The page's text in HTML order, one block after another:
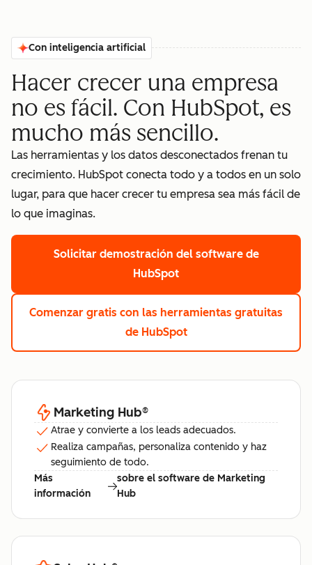
Con inteligencia artificial
Hacer crecer una empresa
no es fácil. Con HubSpot, es
mucho más sencillo.
Las herramientas y los datos desconectados frenan tu
crecimiento. HubSpot conecta todo y a todos en un solo
lugar, para que hacer crecer tu empresa sea más fácil de
lo que imaginas.
Solicitar demostración del software de
HubSpot
Comenzar gratis con las herramientas gratuitas
de HubSpot
Marketing Hub®
Atrae y convierte a los leads adecuados.
Realiza campañas, personaliza contenido y haz
seguimiento de todo.
Más
información
sobre el software de Marketing
Hub